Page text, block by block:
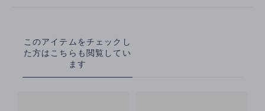
このアイテムをチェックし
た方はこちらも閲覧してい
ます